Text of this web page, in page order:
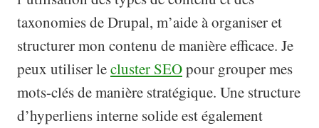
taxonomies de Drupal, m’aide à organiser et
structurer mon contenu de manière efficace. Je
peux utiliser lecluster SEOpour grouper mes
mots-clés de manière stratégique. Une structure
d’hyperliens interne solide est également